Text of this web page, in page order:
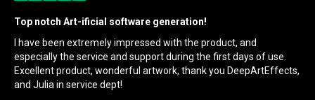
Top notch Art-ificial software generation!
I have been extremely impressed with the product, and
especially the service and support during the first days of use.
Excellent product, wonderful artwork, thank you DeepArtEffects,
and Julia in service dept!